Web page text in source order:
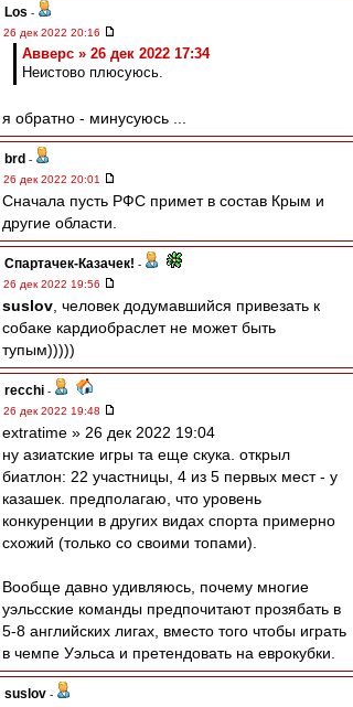
Los -
26 дек 2022 20:16
Авверс » 26 дек 2022 17:34
Неистово плюсуюсь.
я обратно - минусуюсь ...
brd -
26 дек 2022 20:01
Сначала пусть РФС примет в состав Крым и
другие области.
Спартачек-Казачек! -
26 дек 2022 19:56
suslov , человек додумавшийся привезать к
собаке кардиобраслет не может быть
тупым)))))
recchi -
26 дек 2022 19:48
extratime » 26 дек 2022 19:04
ну азиатские игры та еще скука. открыл
биатлон: 22 участницы, 4 из 5 первых мест - у
казашек. предполагаю, что уровень
конкуренции в других видах спорта примерно
схожий (только со своими топами).
Вообще давно удивляюсь, почему многие
уэльсские команды предпочитают прозябать в
5-8 английских лигах, вместо того чтобы играть
в чемпе Уэльса и претендовать на еврокубки.
suslov -